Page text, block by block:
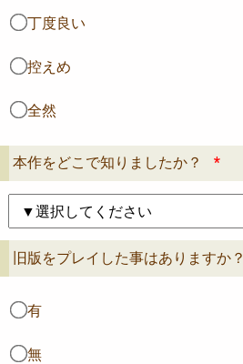
丁度良い
控えめ
全然
本作をどこで知りましたか？ *
旧版をプレイした事はありますか？
有
無